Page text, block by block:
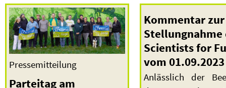
Pressemitteilung
Parteitag am
Kommentar zur
Stellungnahme
Scientists for
vom 01.09.2023
Anlässlich der